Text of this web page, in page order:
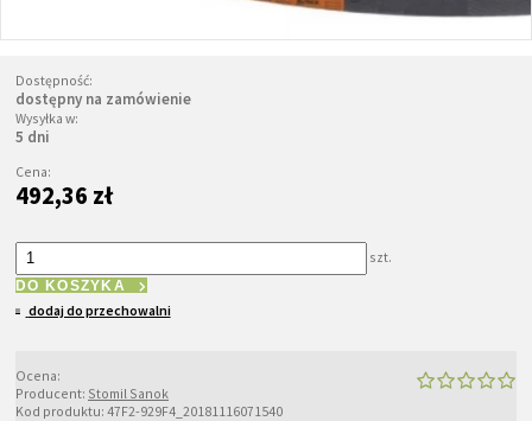
Dostępność:
dostępny na zamówienie
Wysyłka w:
5 dni
Cena:
492,36 zł
szt.
DO KOSZYKA
dodaj do przechowalni
Ocena:
Producent: Stomil Sanok
Kod produktu: 47F2-929F4_20181116071540